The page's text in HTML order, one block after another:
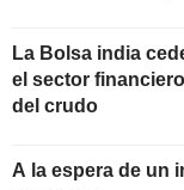
La Bolsa india
el sector
del crudo
A la espera de un